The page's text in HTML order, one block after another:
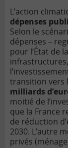
L’action
dépenses
Selon le
dépenses –
pour l’État de
transition vers
milliards
moitié de
que la France
de réduction
2030. L’autre
privés